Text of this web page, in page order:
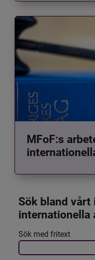
MFoF:s
Sök bland vårt
internationella
Filtrera resultatet
Det här formuläret
Sök med fritext